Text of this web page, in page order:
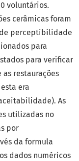
voluntários.
cerâmicas foram
perceptibilidade
para
para verificar
restaurações
era
As
utilizadas no
por
da formula
dados numéricos